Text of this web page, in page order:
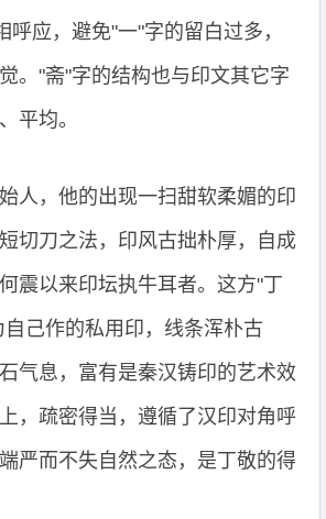
呼应，避免"一"字的留白过多，
。"斋"字的结构也与印文其它字
平均。
人，他的出现一扫甜软柔媚的印
切刀之法，印风古拙朴厚，自成
震以来印坛执牛耳者。这方"丁
己作的私用印，线条浑朴古
气息，富有是秦汉铸印的艺术效
，疏密得当，遵循了汉印对角呼
严而不失自然之态，是丁敬的得